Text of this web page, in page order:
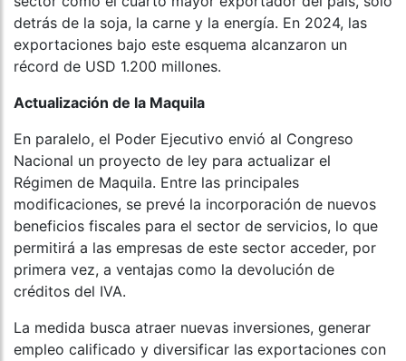
detrás de la soja, la carne y la energía. En 2024, las
exportaciones bajo este esquema alcanzaron un
récord de USD 1.200 millones.
Actualización de la Maquila
En paralelo, el Poder Ejecutivo envió al Congreso
Nacional un proyecto de ley para actualizar el
Régimen de Maquila. Entre las principales
modificaciones, se prevé la incorporación de nuevos
beneficios fiscales para el sector de servicios, lo que
permitirá a las empresas de este sector acceder, por
primera vez, a ventajas como la devolución de
créditos del IVA.
La medida busca atraer nuevas inversiones, generar
empleo calificado y diversificar las exportaciones con